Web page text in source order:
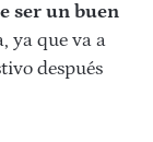
ser un buen
ya que va a
después